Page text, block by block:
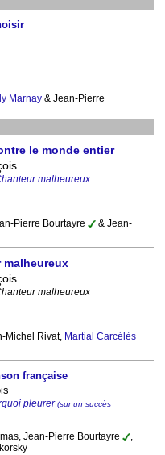
Marnay & Jean-Pierre
le monde entier
malheureux
Pierre Bourtayre
& Jean-
malheureux
malheureux
Michel Rivat, Martial Carcélès
française
pleurer(sur un succès
Jean-Pierre Bourtayre
,